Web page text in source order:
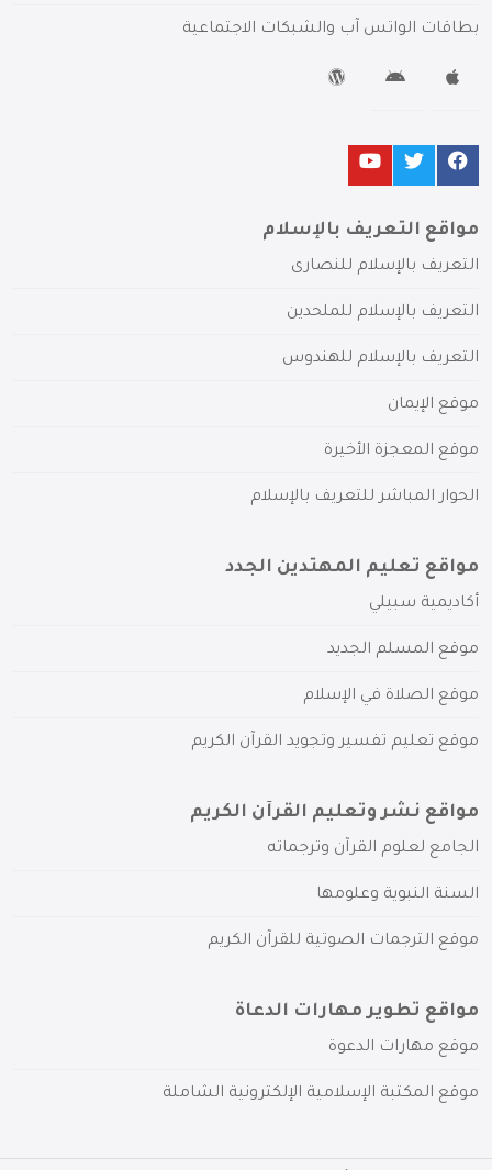
بطاقات الواتس آب والشبكات الاجتماعية
مواقع التعريف بالإسلام
التعريف بالإسلام للنصارى
التعريف بالإسلام للملحدين
التعريف بالإسلام للهندوس
موقع الإيمان
موقع المعجزة الأخيرة
الحوار المباشر للتعريف بالإسلام
مواقع تعليم المهتدين الجدد
أكاديمية سبيلي
موقع المسلم الجديد
موقع الصلاة في الإسلام
موقع تعليم تفسير وتجويد القرآن الكريم
مواقع نشر وتعليم القرآن الكريم
الجامع لعلوم القرآن وترجماته
السنة النبوية وعلومها
موقع الترجمات الصوتية للقرآن الكريم
مواقع تطوير مهارات الدعاة
موقع مهارات الدعوة
موقع المكتبة الإسلامية الإلكترونية الشاملة